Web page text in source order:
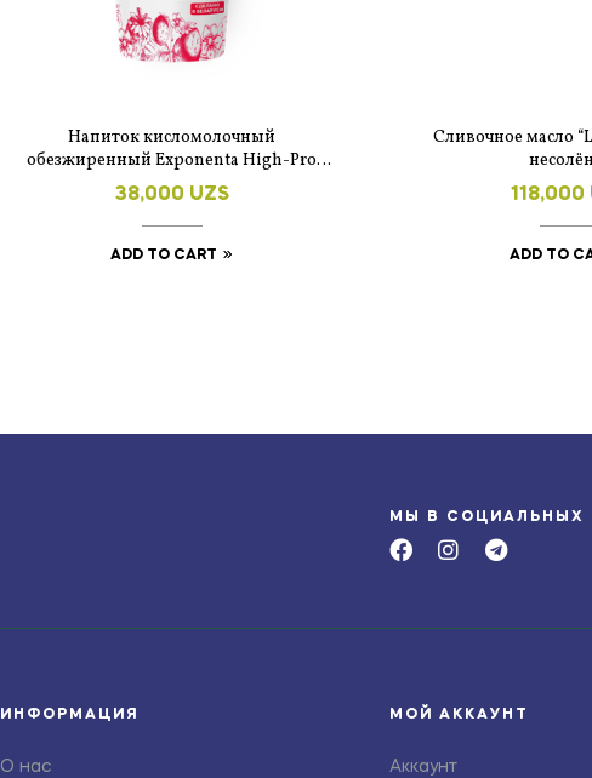
Напиток кисломолочный
обезжиренный Exponenta High-Pro
клубника-земляника без лактозы 250 г
38,000 UZS
ADD TO CART
Сливочное масло
118,000
ADD TO
МЫ В СОЦИАЛЬНЫХ
ИНФОРМАЦИЯ
О нас
МОЙ АККАУНТ
Аккаунт